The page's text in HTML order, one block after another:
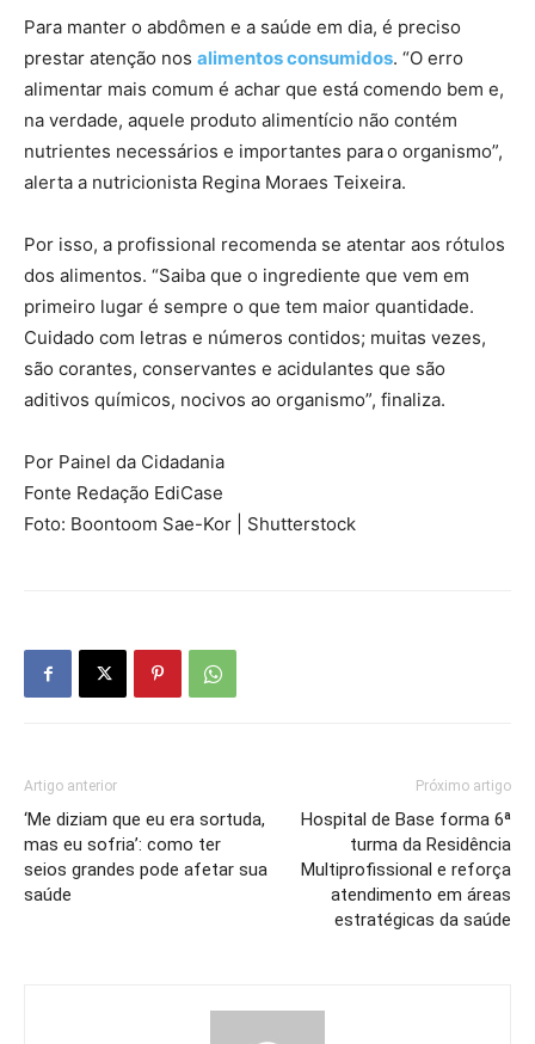
Para manter o abdômen e a saúde em dia, é preciso
prestar atenção nos alimentos consumidos. “O erro
alimentar mais comum é achar que está comendo bem e,
na verdade, aquele produto alimentício não contém
nutrientes necessários e importantes parao organismo”,
alerta a nutricionista Regina Moraes Teixeira.
Por isso, a profissional recomenda se atentar aos rótulos
dos alimentos. “Saiba que o ingrediente que vem em
primeiro lugar é sempre o que tem maior quantidade.
Cuidado com letras e números contidos; muitas vezes,
são corantes, conservantes e acidulantes que são
aditivos químicos, nocivos ao organismo”, finaliza.
Por Painel da Cidadania
Fonte Redação EdiCase
Foto: Boontoom Sae-Kor | Shutterstock
Artigo anterior
‘Me diziam que eu era sortuda,
mas eu sofria’: como ter
seios grandes pode afetar sua
saúde
Próximo artigo
Hospital de Base forma 6ª
turma da Residência
Multiprofissional e reforça
atendimento em áreas
estratégicas da saúde